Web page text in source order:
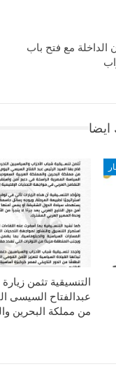
الداخلة مع فتح باب
التنسيقية تثمن
عبدالفتاح السيسى
من مملكة البحرين